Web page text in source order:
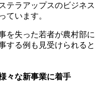
テラアップスのビジネス
ています。
を失った若者が農村部に
する例も見受けられると
々な新事業に着手